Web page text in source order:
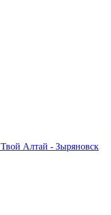
Твой Алтай - Зыряновск